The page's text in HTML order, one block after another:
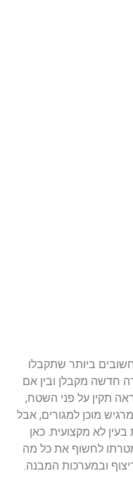
ביותר שתקבלו
חדשה מקבלן ובין אם
תקין על פני השטח,
מוכן למגורים, אבל
בעין לא מקצועית. כאן
לחשוף את כל מה
ובמערכות המבנה.